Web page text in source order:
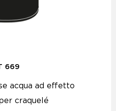
669
acqua ad effetto
craquelé